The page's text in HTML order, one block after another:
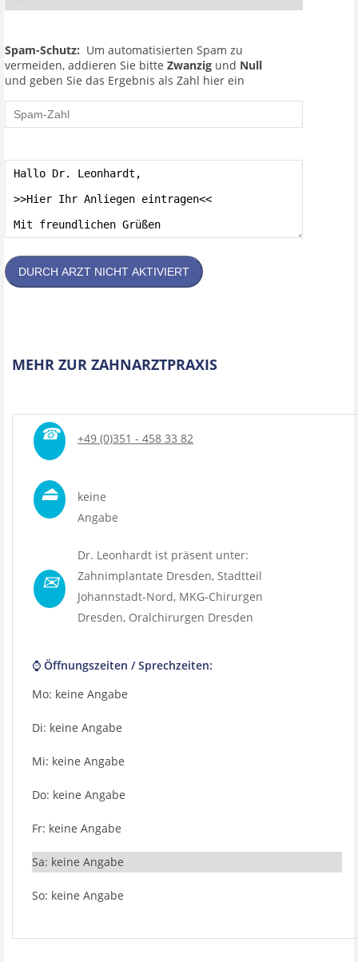
Spam-Schutz: Um automatisierten Spam zu
vermeiden, addieren Sie bitte Zwanzig und Null
und geben Sie das Ergebnis als Zahl hier ein
DURCH ARZT NICHT AKTIVIERT
MEHR ZUR ZAHNARZTPRAXIS
☎ +49 (0)351 - 458 33 82
⏏
keine
Angabe
✉
Dr. Leonhardt ist präsent unter:
Zahnimplantate Dresden, Stadtteil
Johannstadt-Nord, MKG-Chirurgen
Dresden, Oralchirurgen Dresden
⌚ Öffnungszeiten / Sprechzeiten:
Mo: keine Angabe
Di: keine Angabe
Mi: keine Angabe
Do: keine Angabe
Fr: keine Angabe
Sa: keine Angabe
So: keine Angabe